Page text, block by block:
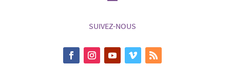
SUIVEZ-NOUS